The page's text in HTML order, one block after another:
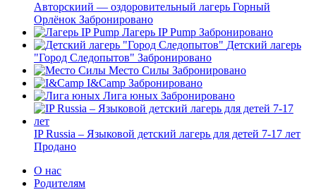
Авторскиий — оздоровительный лагерь Горный
Орлёнок Забронировано
Лагерь IP Pump Забронировано
Детский лагерь
"Город Следопытов" Забронировано
Место Силы Забронировано
I&Camp Забронировано
Лига юных Забронировано
IP Russia – Языковой детский лагерь для детей 7-17 лет
Продано
О нас
Родителям